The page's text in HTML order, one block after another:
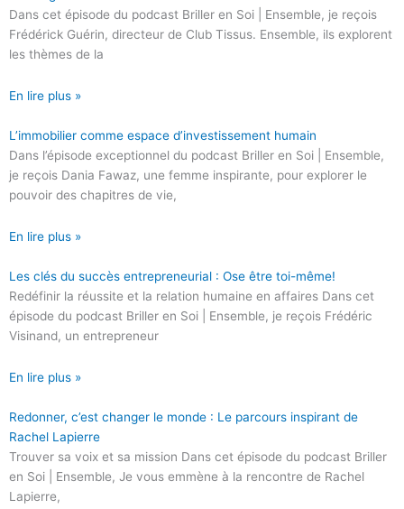
Dans cet épisode du podcast Briller en Soi | Ensemble, je reçois
Frédérick Guérin, directeur de Club Tissus. Ensemble, ils explorent
les thèmes de la
En lire plus »
L’immobilier comme espace d’investissement humain
Dans l’épisode exceptionnel du podcast Briller en Soi | Ensemble,
je reçois Dania Fawaz, une femme inspirante, pour explorer le
pouvoir des chapitres de vie,
En lire plus »
Les clés du succès entrepreneurial : Ose être toi-même!
Redéfinir la réussite et la relation humaine en affaires Dans cet
épisode du podcast Briller en Soi | Ensemble, je reçois Frédéric
Visinand, un entrepreneur
En lire plus »
Redonner, c’est changer le monde : Le parcours inspirant de
Rachel Lapierre
Trouver sa voix et sa mission Dans cet épisode du podcast Briller
en Soi | Ensemble, Je vous emmène à la rencontre de Rachel
Lapierre,